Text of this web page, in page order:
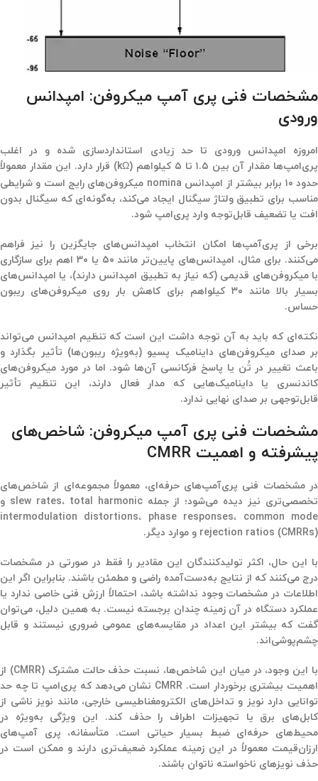
مشخصات فنی پری آمپ میکروفن: امپدانس
ورودی
امروزه امپدانس ورودی تا حد زیادی استانداردسازی شده و در اغلب
پری‌امپ‌ها مقدار آن بین ۱.۵
تا ۵ کیلو‌اهم (kΩ) قرار دارد. این مقدار معمولاً
حدود ۱۰ برابر بیشتر از امپدانس
nomina میکروفن‌های رایج است و شرایطی
مناسب برای تطبیق ولتاژ سیگنال ایجاد می‌کند، به‌گونه‌ای که سیگنال بدون
افت یا تضعیف قابل‌توجه وارد پری‌امپ شود.
برخی از پری‌آمپ‌ها امکان انتخاب امپدانس‌های جایگزین را نیز فراهم
می‌کنند. برای مثال، امپدانس‌های پایین‌تر مانند ۵۰
یا ۳۰ اهم برای سازگاری
با میکروفن‌های قدیمی (که نیاز به تطبیق امپدانس دارند)، یا امپدانس‌های
بسیار بالا مانند ۳۰
کیلو‌اهم برای کاهش بار روی میکروفن‌های ریبون
حساس.
نکته‌ای که باید به آن توجه داشت این است که تنظیم امپدانس می‌تواند
بر صدای میکروفن‌های داینامیک پسیو (به‌ویژه ریبون‌ها) تأثیر بگذارد و
باعث تغییر در تُن یا پاسخ فرکانسی آن‌ها شود. اما در مورد میکروفن‌های
کاندنسری یا داینامیک‌هایی که مدار فعال دارند، این تنظیم تأثیر
قابل‌توجهی بر صدای نهایی ندارد.
مشخصات فنی پری آمپ میکروفن: شاخص‌های
پیشرفته و اهمیت CMRR
در مشخصات فنی پری‌آمپ‌های حرفه‌ای، معمولاً مجموعه‌ای از شاخص‌های
تخصصی‌تری نیز دیده می‌شود؛ از جمله slew rates، total harmonic و
intermodulation distortions، phase responses، common mode
rejection ratios (CMRRs) و موارد دیگر.
با این حال، اکثر تولیدکنندگان این مقادیر را فقط در صورتی در مشخصات
درج می‌کنند که از نتایج به‌دست‌آمده راضی و مطمئن باشند. بنابراین اگر این
اطلاعات در مشخصات وجود نداشته باشد، احتمالاً ارزش فنی خاصی ندارد یا
عملکرد دستگاه در آن زمینه چندان برجسته نیست. به همین دلیل، می‌توان
گفت که بیشتر این اعداد در مقایسه‌های عمومی ضروری نیستند و قابل
چشم‌پوشی‌اند.
با این وجود، در میان این شاخص‌ها، نسبت حذف حالت مشترک (CMRR) از
اهمیت بیشتری برخوردار است. CMRR نشان می‌دهد که پری‌امپ تا چه حد
توانایی دارد نویز و تداخل‌های الکترومغناطیسی خارجی، مانند نویز ناشی از
کابل‌های برق یا تجهیزات اطراف را حذف کند. این ویژگی به‌ویژه در
محیط‌های حرفه‌ای ضبط بسیار حیاتی است. متأسفانه، پری آمپ‌های
ارزان‌قیمت معمولاً در این زمینه عملکرد ضعیف‌تری دارند و ممکن است در
حذف نویزهای ناخواسته ناتوان باشند.